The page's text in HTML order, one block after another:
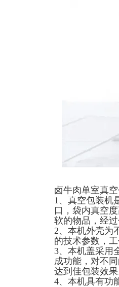
卤牛肉单室真
1、真空包装机
口，袋内真空
软的物品，经
2、本机外壳为
的技术参数，
3、本机盖采用
成功能，对不
达到佳包装效
4、本机具有功